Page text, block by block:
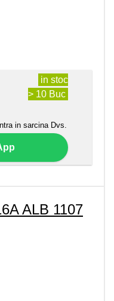
in stoc
> 10 Buc
in sarcina Dvs.
ALB 1107